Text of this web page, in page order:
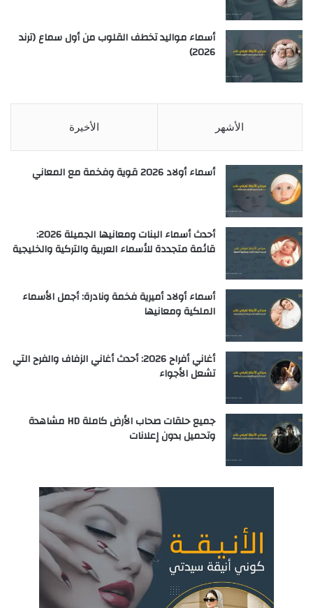
أسماء مواليد تخطف القلوب من أول سماع (ترند
2026)
الأشهر الأخيرة
أسماء أولاد 2026 قوية وفخمة مع المعاني
أحدث أسماء البنات ومعانيها الجميلة 2026:
قائمة متجددة للأسماء العربية والتركية والخليجية
أسماء أولاد أميرية فخمة ونادرة: أجمل الأسماء
الملكية ومعانيها
أغاني أفراح 2026: أحدث أغاني الزفاف والفرح التي
تشعل الأجواء
جميع حلقات صحاب الأرض كاملة HD مشاهدة
وتحميل بدون إعلانات